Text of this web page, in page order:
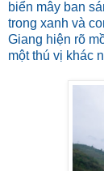
biển mây ban
trong xanh và
Giang hiện rõ
một thú vị khác